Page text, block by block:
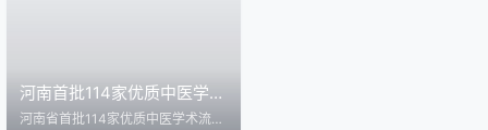
河南首批114家优质中医学术
流派
河南省首批114家优质中医学术流派